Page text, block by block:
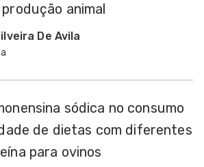
animal
De Avila
sódica no consumo
de dietas com diferentes
para ovinos